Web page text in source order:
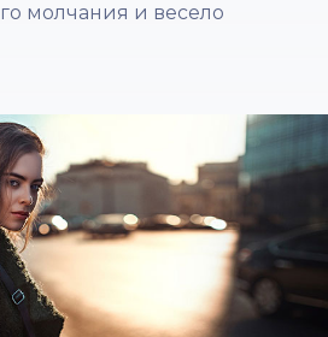
молчания и весело